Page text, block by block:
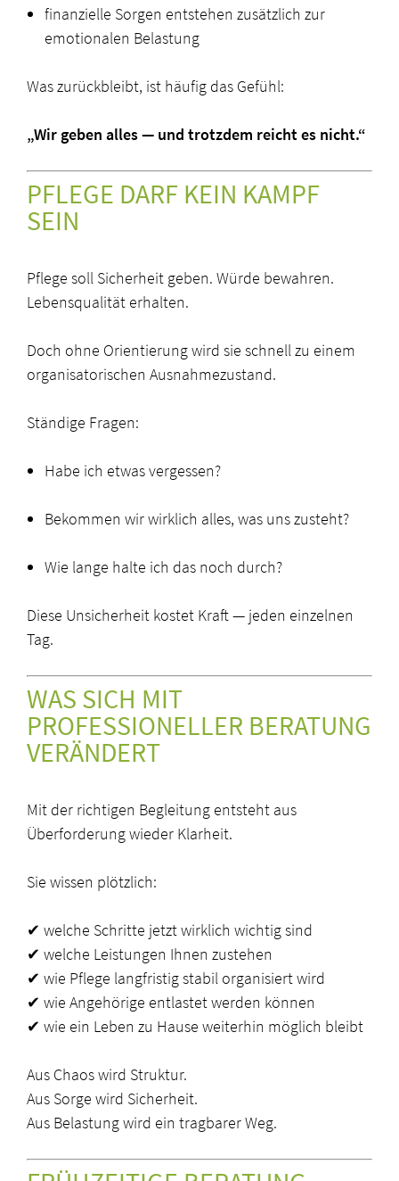
finanzielle Sorgen entstehen zusätzlich zur
emotionalen Belastung
Was zurückbleibt, ist häufig das Gefühl:
„Wir geben alles — und trotzdem reicht es nicht.“
PFLEGE DARF KEIN KAMPF
SEIN
Pflege soll Sicherheit geben. Würde bewahren.
Lebensqualität erhalten.
Doch ohne Orientierung wird sie schnell zu einem
organisatorischen Ausnahmezustand.
Ständige Fragen:
Habe ich etwas vergessen?
Bekommen wir wirklich alles, was uns zusteht?
Wie lange halte ich das noch durch?
Diese Unsicherheit kostet Kraft — jeden einzelnen
Tag.
WAS SICH MIT
PROFESSIONELLER BERATUNG
VERÄNDERT
Mit der richtigen Begleitung entsteht aus
Überforderung wieder Klarheit.
Sie wissen plötzlich:
✔ welche Schritte jetzt wirklich wichtig sind
✔ welche Leistungen Ihnen zustehen
✔ wie Pflege langfristig stabil organisiert wird
✔ wie Angehörige entlastet werden können
✔ wie ein Leben zu Hause weiterhin möglich bleibt
Aus Chaos wird Struktur.
Aus Sorge wird Sicherheit.
Aus Belastung wird ein tragbarer Weg.